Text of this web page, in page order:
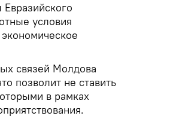
условия
связей Молдова
позволит не ставить
в рамках